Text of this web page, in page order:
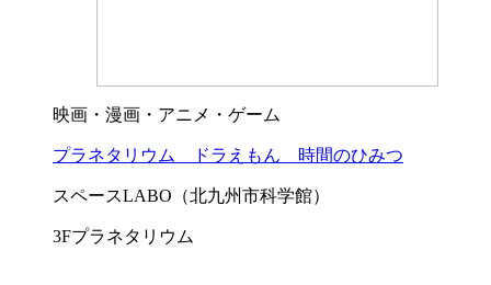
映画・漫画・アニメ・ゲーム
プラネタリウム ドラえもん 時間のひみつ
スペースLABO（北九州市科学館）
3Fプラネタリウム